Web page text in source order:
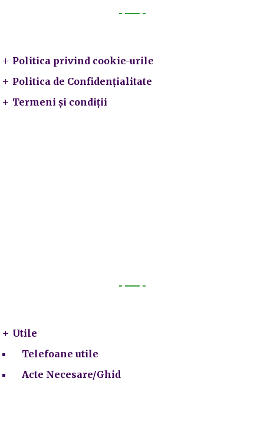
Politica privind cookie-urile
Politica de Confidențialitate
Termeni și condiții
Utile
Telefoane utile
Acte Necesare/Ghid